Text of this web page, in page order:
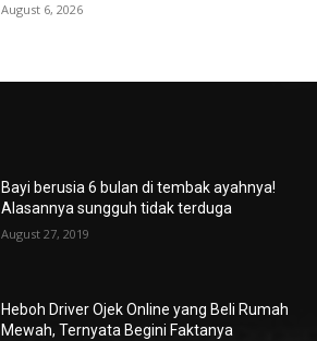
August 6, 2026
Bayi berusia 6 bulan di tembak ayahnya!
Alasannya sungguh tidak terduga
August 27, 2019
Heboh Driver Ojek Online yang Beli Rumah
Mewah, Ternyata Begini Faktanya